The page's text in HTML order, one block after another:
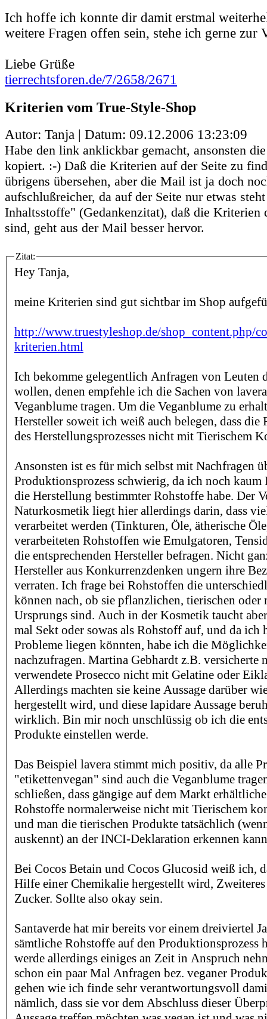
Ich hoffe ich konnte dir damit erstmal
weitere Fragen offen sein, stehe ich gerne zur
Liebe Grüße
tierrechtsforen.de/7/2658/2671
Kriterien vom True-Style-Shop
Autor: Tanja | Datum: 09.12.2006 13:23:09
Habe den link anklickbar gemacht, ansonsten
kopiert. :-) Daß die Kriterien auf der Seite zu
übrigens übersehen, aber die Mail ist ja doch
aufschlußreicher, da auf der Seite nur etwas
Inhaltsstoffe" (Gedankenzitat), daß die Kriterien
sind, geht aus der Mail besser hervor.
Zitat:
Hey Tanja,
meine Kriterien sind gut sichtbar im Shop
http://www.truestyleshop.de/shop_content.php/
kriterien.html
Ich bekomme gelegentlich Anfragen von Leuten
wollen, denen empfehle ich die Sachen von
Veganblume tragen. Um die Veganblume zu
Hersteller soweit ich weiß auch belegen, dass die
des Herstellungsprozesses nicht mit Tierischem
Ansonsten ist es für mich selbst mit Nachfragen
Produktionsprozess schwierig, da ich noch
die Herstellung bestimmter Rohstoffe habe. Der
Naturkosmetik liegt hier allerdings darin, dass
verarbeitet werden (Tinkturen, Öle, ätherische
verarbeiteten Rohstoffen wie Emulgatoren,
die entsprechenden Hersteller befragen. Nicht
Hersteller aus Konkurrenzdenken ungern ihre
verraten. Ich frage bei Rohstoffen die
können nach, ob sie pflanzlichen, tierischen oder
Ursprungs sind. Auch in der Kosmetik taucht
mal Sekt oder sowas als Rohstoff auf, und da ich
Probleme liegen könnten, habe ich die
nachzufragen. Martina Gebhardt z.B. versicherte
verwendete Prosecco nicht mit Gelatine oder
Allerdings machten sie keine Aussage darüber
hergestellt wird, und diese lapidare Aussage
wirklich. Bin mir noch unschlüssig ob ich die
Produkte einstellen werde.
Das Beispiel lavera stimmt mich positiv, da alle
"etikettenvegan" sind auch die Veganblume
schließen, dass gängige auf dem Markt
Rohstoffe normalerweise nicht mit Tierischem
und man die tierischen Produkte tatsächlich
auskennt) an der INCI-Deklaration erkennen
Bei Cocos Betain und Cocos Glucosid weiß ich,
Hilfe einer Chemikalie hergestellt wird,
Zucker. Sollte also okay sein.
Santaverde hat mir bereits vor einem dreiviertel
sämtliche Rohstoffe auf den Produktionsprozess
werde allerdings einiges an Zeit in Anspruch
schon ein paar Mal Anfragen bez. veganer
gehen wie ich finde sehr verantwortungsvoll
nämlich, dass sie vor dem Abschluss dieser